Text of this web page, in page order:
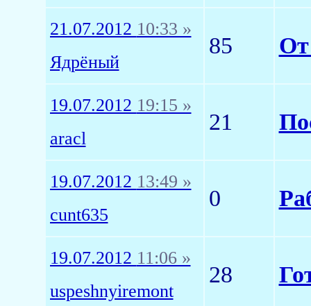
21.07.2012 10:33 »
Ядрёный
85 От
19.07.2012 19:15 »
aracl
21
19.07.2012 13:49 »
cunt635
0
19.07.2012 11:06 »
uspeshnyiremont
28